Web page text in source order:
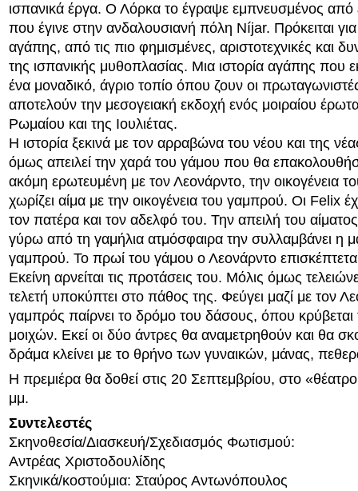
ισπανικά έργα. Ο Λόρκα το έγραψε εμπνευσμένος από
που έγινε στην ανδαλουσιανή πόλη Níjar. Πρόκειται για
αγάπης, από τις πιο φημισμένες, αριστοτεχνικές και
της ισπανικής μυθοπλασίας. Μια ιστορία αγάπης που
ένα μοναδικό, άγριο τοπίο όπου ζουν οι
αποτελούν την μεσογειακή εκδοχή ενός μοιραίου
Ρωμαίου και της Ιουλιέτας.
Η ιστορία ξεκινά με τον αρραβώνα του νέου και της
όμως απειλεί την χαρά του γάμου που θα
ακόμη ερωτευμένη με τον Λεονάρντο, την οικογένεια
χωρίζει αίμα με την οικογένεια του γαμπρού. Οι Felix
τον πατέρα και τον αδελφό του. Την απειλή του
γύρω από τη γαμήλια ατμόσφαιρα την συλλαμβάνει η
γαμπρού. Το πρωί του γάμου ο Λεονάρντο
Εκείνη αρνείται τις προτάσεις του. Μόλις όμως
τελετή υποκύπτει στο πάθος της. Φεύγει μαζί με τον
γαμπρός παίρνει το δρόμο του δάσους, όπου κρύβεται
μοιχών. Εκεί οι δύο άντρες θα αναμετρηθούν και θα
δράμα κλείνει με το θρήνο των γυναικών, μάνας,
Η πρεμιέρα θα δοθεί στις 20 Σεπτεμβρίου, στο
μμ.
Συντελεστές
Σκηνοθεσία/Διασκευή/Σχεδιασμός Φωτισμού:
Αντρέας Χριστοδουλίδης
Σκηνικά/κοστούμια: Σταύρος Αντωνόπουλος